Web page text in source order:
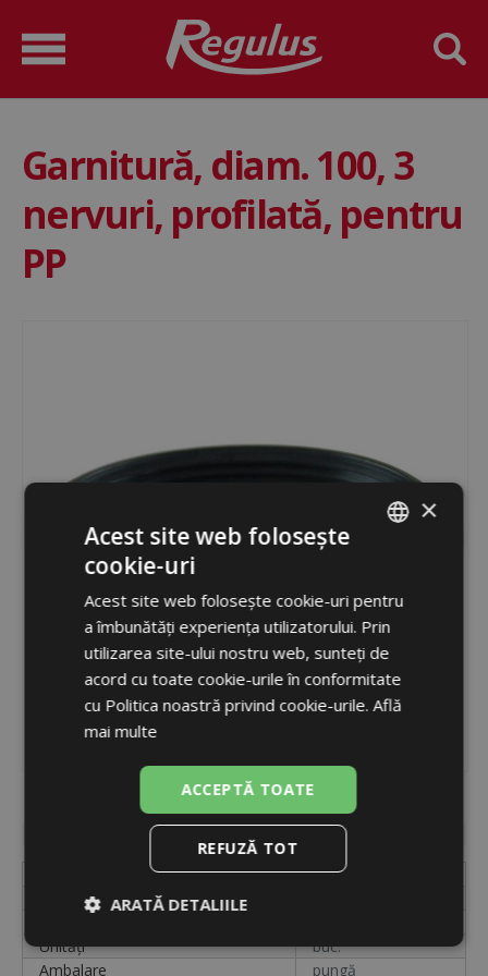
Garnitură, diam. 100, 3
nervuri, profilată, pentru
PP
9615
în stoc
A1015208
Diametru
Unități
buc.
Ambalare
pungă
ENGLISH
×
Acest site web folosește
cookie-uri
Acest site web folosește cookie-uri pentru
a îmbunătăți experiența utilizatorului. Prin
utilizarea site-ului nostru web, sunteți de
acord cu toate cookie-urile în conformitate
cu Politica noastră privind cookie-urile. Află
mai multe
ACCEPTĂ TOATE
REFUZĂ TOT
ARATĂ DETALIILE
Strict
necesare
De
De
targetare